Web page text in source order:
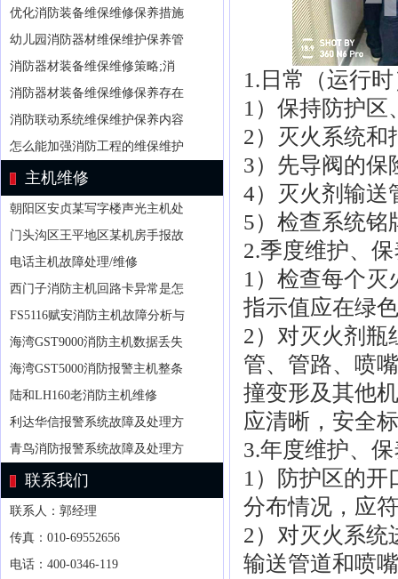
优化消防装备维保维修保养措施
幼儿园消防器材维保维护保养管
消防器材装备维保维修策略;消
消防器材装备维保维修保养存在
消防联动系统维保维护保养内容
怎么能加强消防工程的维保维护
主机维修
朝阳区安贞某写字楼声光主机处
门头沟区王平地区某机房手报故
电话主机故障处理/维修
西门子消防主机回路卡异常是怎
FS5116赋安消防主机故障分析与
海湾GST9000消防主机数据丢失
海湾GST5000消防报警主机整条
陆和LH160老消防主机维修
利达华信报警系统故障及处理方
青鸟消防报警系统故障及处理方
联系我们
联系人：郭经理
传真：010-69552656
电话：400-0346-119
1.日常（运行
1）保持防护区
2）灭火系统和
3）先导阀的保
4）灭火剂输送
5）检查系统铭
2.季度维护、
1）检查每个灭
指示值应在绿
2）对灭火剂瓶
管、管路、喷
撞变形及其他
应清晰，安全
3.年度维护、
1）防护区的开
分布情况，应
2）对灭火系统
输送管道和喷